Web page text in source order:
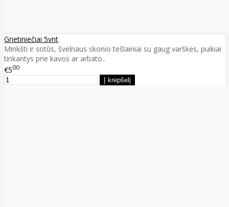
Grietiniečiai 5vnt
Minkšti ir sotūs, švelnaus skonio tešlainiai su gaug varškės, puikiai
tinkantys prie kavos ar arbato..
€500